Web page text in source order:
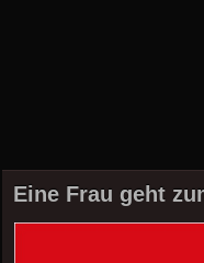
Eine Frau geht